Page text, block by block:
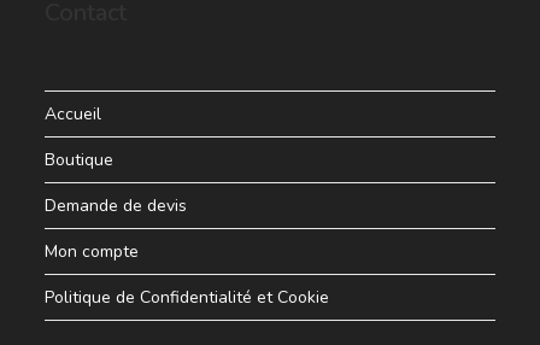
Accueil
Boutique
Demande de devis
Mon compte
Politique de Confidentialité et Cookie